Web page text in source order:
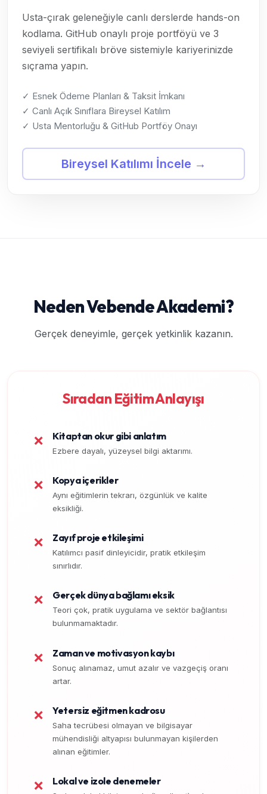
Usta-çırak geleneğiyle canlı derslerde hands-on
kodlama. GitHub onaylı proje portföyü ve 3
seviyeli sertifikalı bröve sistemiyle kariyerinizde
sıçrama yapın.
✓ Esnek Ödeme Planları & Taksit İmkanı
✓ Canlı Açık Sınıflara Bireysel Katılım
✓ Usta Mentorluğu & GitHub Portföy Onayı
Bireysel Katılımı İncele →
Neden Vebende Akademi?
Gerçek deneyimle, gerçek yetkinlik kazanın.
Sıradan Eğitim Anlayışı
❌ Kitaptan okur gibi anlatım
Ezbere dayalı, yüzeysel bilgi aktarımı.
❌ Kopya içerikler
Aynı eğitimlerin tekrarı, özgünlük ve kalite
eksikliği.
❌ Zayıf proje etkileşimi
Katılımcı pasif dinleyicidir, pratik etkileşim
sınırlıdır.
❌ Gerçek dünya bağlamı eksik
Teori çok, pratik uygulama ve sektör bağlantısı
bulunmamaktadır.
❌ Zaman ve motivasyon kaybı
Sonuç alınamaz, umut azalır ve vazgeçiş oranı
artar.
❌ Yetersiz eğitmen kadrosu
Saha tecrübesi olmayan ve bilgisayar
mühendisliği altyapısı bulunmayan kişilerden
alınan eğitimler.
❌ Lokal ve izole denemeler